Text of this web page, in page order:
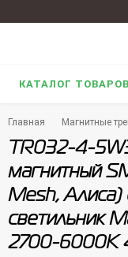
КАТАЛОГ ТОВАРОВ
Главная Магнитные
TR032-4-
магнитный
Mesh, Алиса)
светильник
2700-6000К